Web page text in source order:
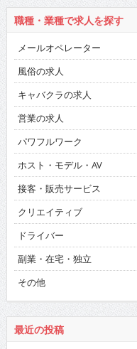
職種・業種で求人を探す
メールオペレーター
風俗の求人
キャバクラの求人
営業の求人
パワフルワーク
ホスト・モデル・AV
接客・販売サービス
クリエイティブ
ドライバー
副業・在宅・独立
その他
最近の投稿